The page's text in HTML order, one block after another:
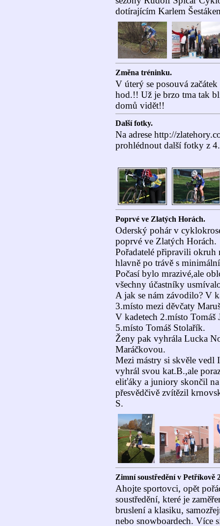
dotírajícím Karlem
Změna tréninku.
V úterý se posouvá
hod.!! Už je brzo tma tak
domů vidět!!
Další fotky.
Na adrese http://
prohlédnout další fotky z
Poprvé ve Zlatých Horách.
Oderský pohár v
poprvé ve Zlatých Horách.
Pořadatelé připravili okruh
hlavně po trávě s
Počasí bylo mrazivé,ale
všechny účastníky
A jak se nám závodilo? V
3.místo mezi děvčaty
V kadetech 2.místo Tomáš
5.místo Tomáš Stolařík.
Ženy pak vyhrála Lucka
Maráčkovou.
Mezi mástry si skvěle
vyhrál svou kat.B.,ale
eliťáky a juniory skončil
přesvědčivě zvítězil
S.
Zimní soustředění v Petříkově
Ahojte sportovci, opět
soustředění, které je
bruslení a klasiku,
nebo snowboardech. Více